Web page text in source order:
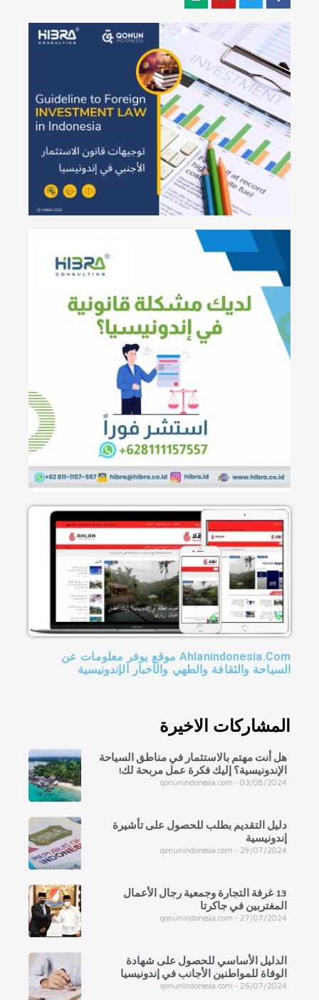
Ahlanindonesia.Com موقع يوفر معلومات عن
السياحة والثقافة والطهي والأخبار الإندونيسية
المشاركات الاخيرة
هل أنت مهتم بالاستثمار في مناطق السياحة
الإندونيسية؟ إليك فكرة عمل مربحة لك!
qonunindonesia.com 03/08/2024
دليل التقديم بطلب للحصول على تأشيرة
إندونيسية
qonunindonesia.com 29/07/2024
13 غرفة التجارة وجمعية رجال الأعمال
المغتربين في جاكرتا
qonunindonesia.com 27/07/2024
الدليل الأساسي للحصول على شهادة
الوفاة للمواطنين الأجانب في إندونيسيا
qonunindonesia.com 26/07/2024